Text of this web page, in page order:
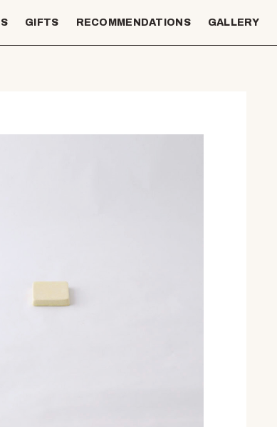
GIFTS RECOMMENDATIONS GALLERY